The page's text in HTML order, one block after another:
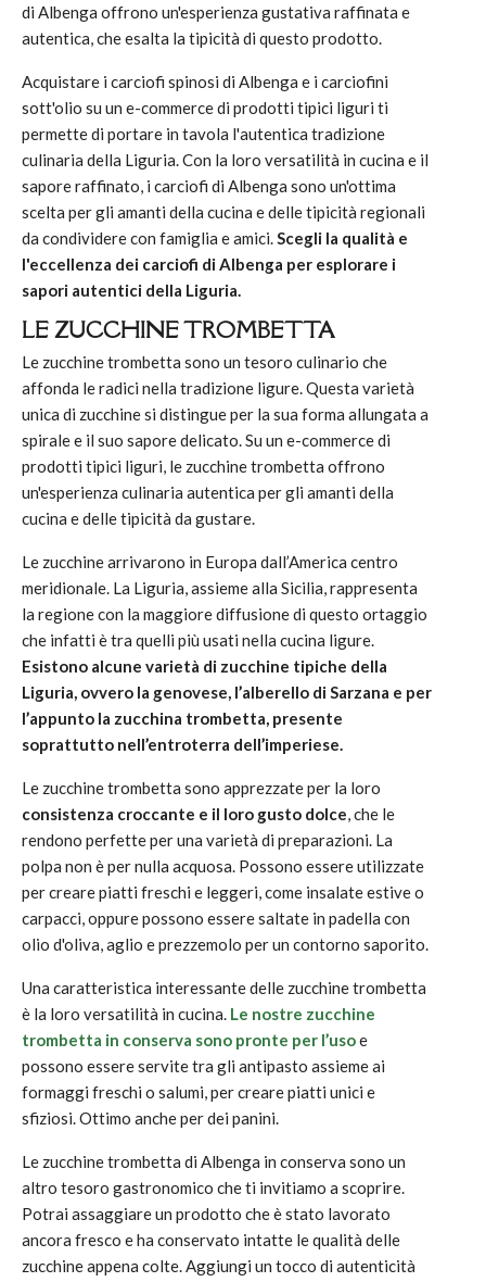
di Albenga offrono un'esperienza gustativa raffinata e
autentica, che esalta la tipicità di questo prodotto.
Acquistare i carciofi spinosi di Albenga e i carciofini
sott'olio su un e-commerce di prodotti tipici liguri ti
permette di portare in tavola l'autentica tradizione
culinaria della Liguria. Con la loro versatilità in cucina e il
sapore raffinato, i carciofi di Albenga sono un'ottima
scelta per gli amanti della cucina e delle tipicità regionali
da condividere con famiglia e amici.Scegli la qualità e
l'eccellenza dei carciofi di Albenga per esplorare i
sapori autentici della Liguria.
LE ZUCCHINE TROMBETTA
Le zucchine trombetta sono un tesoro culinario che
affonda le radici nella tradizione ligure. Questa varietà
unica di zucchine si distingue per la sua forma allungata a
spirale e il suo sapore delicato. Su un e-commerce di
prodotti tipici liguri, le zucchine trombetta offrono
un'esperienza culinaria autentica per gli amanti della
cucina e delle tipicità da gustare.
Le zucchine arrivarono in Europa dall’America centro
meridionale. La Liguria, assieme alla Sicilia, rappresenta
la regione con la maggiore diffusione di questo ortaggio
che infatti è tra quelli più usati nella cucina ligure.
Esistono alcune varietà di zucchine tipiche della
Liguria, ovvero la genovese, l’alberello di Sarzana e per
l’appunto la zucchina trombetta, presente
soprattutto nell’entroterra dell’imperiese.
Le zucchine trombetta sono apprezzate per la loro
consistenza croccante e il loro gusto dolce, che le
rendono perfette per una varietà di preparazioni. La
polpa non è per nulla acquosa. Possono essere utilizzate
per creare piatti freschi e leggeri, come insalate estive o
carpacci, oppure possono essere saltate in padella con
olio d'oliva, aglio e prezzemolo per un contorno saporito.
Una caratteristica interessante delle zucchine trombetta
è la loro versatilità in cucina. Le nostre zucchine
trombetta in conserva sono pronte per l’usoe
possono essere servite tra gli antipasto assieme ai
formaggi freschi o salumi, per creare piatti unici e
sfiziosi. Ottimo anche per dei panini.
Le zucchine trombetta di Albenga in conserva sono un
altro tesoro gastronomico che ti invitiamo a scoprire.
Potrai assaggiare un prodotto che è stato lavorato
ancora fresco e ha conservato intatte le qualità delle
zucchine appena colte. Aggiungi un tocco di autenticità